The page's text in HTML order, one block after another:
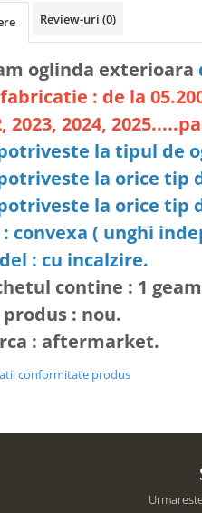
Review-uri (0)
oglinda exterioara
: de la
2023, 2024,
la tipul de
la orice tip
la orice tip
convexa ( unghi
: cu incalzire.
contine : 1
: nou.
: aftermarket.
conformitate produs